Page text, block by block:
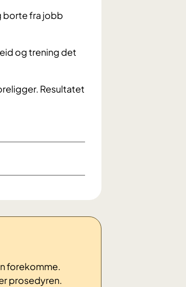
borte fra jobb
og trening det
Resultatet
forekomme.
prosedyren.